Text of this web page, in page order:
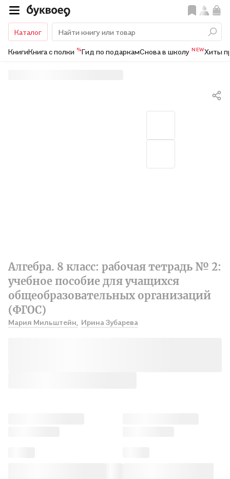
Каталог
КнигиКнига с полки %Гид по подаркамСнова в школу NEWХиты
Алгебра. 8 класс: рабочая тетрадь № 2:
учебное пособие для учащихся
общеобразовательных организаций
(ФГОС)
Мария Мильштейн, Ирина Зубарева